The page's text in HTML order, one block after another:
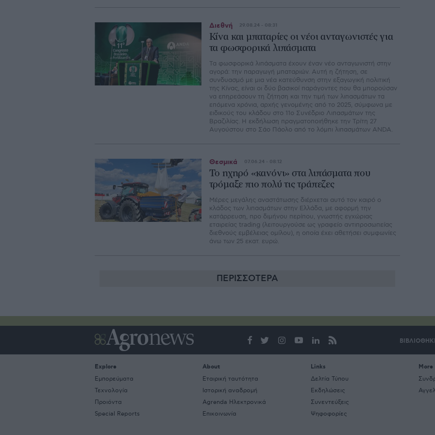
Διεθνή 29.08.24 - 08:31
Κίνα και μπαταρίες οι νέοι ανταγωνιστές για
τα φωσφορικά λιπάσματα
Τα φωσφορικά λιπάσματα έχουν έναν νέο ανταγωνιστή στην
αγορά: την παραγωγή μπαταριών. Αυτή η ζήτηση, σε
συνδυασμό με μια νέα κατεύθυνση στην εξαγωγική πολιτική
της Κίνας, είναι οι δύο βασικοί παράγοντες που θα μπορούσαν
να επηρεάσουν τη ζήτηση και την τιμή των λιπασμάτων τα
επόμενα χρόνια, αρχής γενομένης από το 2025, σύμφωνα με
ειδικούς του κλάδου στο 11ο Συνέδριο Λιπασμάτων της
Βραζιλίας. Η εκδήλωση πραγματοποιήθηκε την Τρίτη 27
Αυγούστου στο Σάο Πάολο από το λόμπι λιπασμάτων ANDA.
Θεσμικά 07.06.24 - 08:12
Το ηχηρό «κανόνι» στα λιπάσματα που
τρόμαξε πιο πολύ τις τράπεζες
Μέρες µεγάλης αναστάτωσης διέρχεται αυτό τον καιρό ο
κλάδος των λιπασµάτων στην Ελλάδα, µε αφορµή την
κατάρρευση, προ διµήνου περίπου, γνωστής εγχώριας
εταιρείας trading (λειτουργούσε ως γραφείο αντιπροσωπείας
διεθνούς εµβέλειας οµίλου), η οποία έχει αθετήσει συµφωνίες
άνω των 25 εκατ. ευρώ.
ΠΕΡΙΣΣΟΤΕΡΑ
Explore
Εμπορεύματα
Τεχνολογία
Προιόντα
Special Reports
About
Εταιρική ταυτότητα
Ιστορική αναδρομή
Agrenda Ηλεκτρονικά
Επικοινωνία
Links
Δελτία Τύπου
Εκδηλώσεις
Συνεντεύξεις
Ψηφοφορίες
More